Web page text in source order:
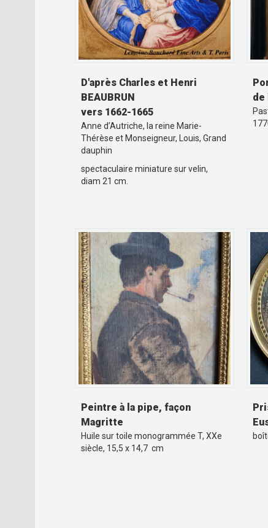
D'après Charles et Henri
BEAUBRUN
vers 1662-1665
Anne d’Autriche, la reine Marie-
Thérèse et Monseigneur, Louis, Grand
dauphin
spectaculaire miniature sur velin,
diam 21 cm.
de
Peintre à la pipe, façon
Magritte
Huile sur toile monogrammée T, XXe
siècle, 15,5 x 14,7 cm